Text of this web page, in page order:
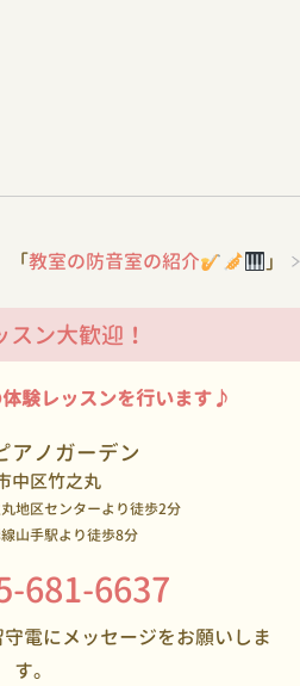
「教室の防音室の紹介 」
スン大歓迎！
験レッスンを行います♪
アノガーデン
中区竹之丸
地区センターより徒歩2分
山手駅より徒歩8分
681-6637
電にメッセージをお願いしま
す。